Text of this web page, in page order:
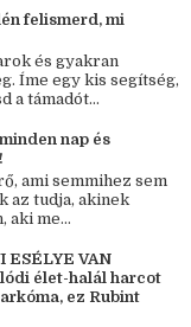
felismerd, mi
és gyakran
Íme egy kis segítség,
a támadót...
nap és
ami semmihez sem
az tudja, akinek
aki me...
ESÉLYE VAN
élet-halál harcot
ez Rubint